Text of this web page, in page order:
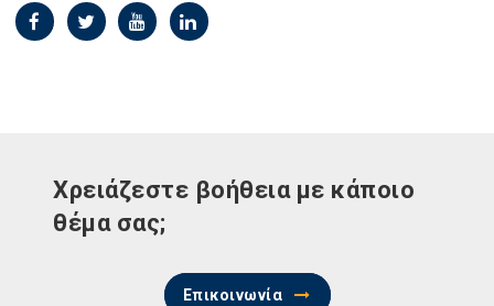
Χρειάζεστε βοήθεια με κάποιο
θέμα σας;
Επικοινωνία